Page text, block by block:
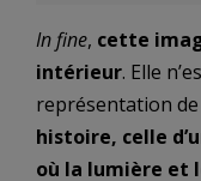
In fine, cette
intérieur. Elle
représentation
histoire, celle
où la lumière et